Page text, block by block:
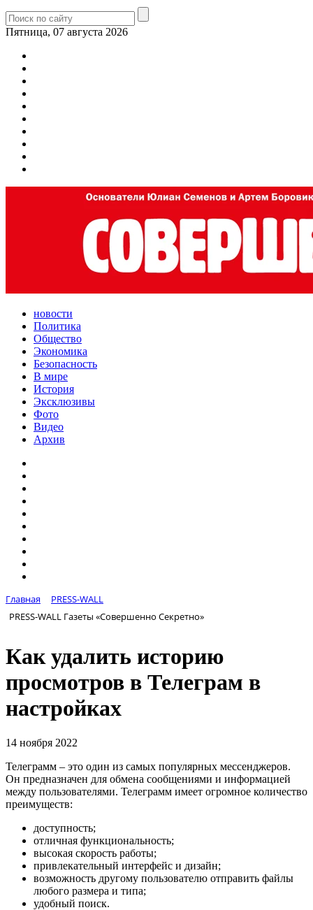
Пятница, 07 августа 2026
новости
Политика
Общество
Экономика
Безопасность
В мире
История
Эксклюзивы
Фото
Видео
Архив
Главная
PRESS-WALL
PRESS-WALL Газеты «Совершенно Секретно»
Как удалить историю
просмотров в Телеграм в
настройках
14 ноября 2022
Телеграмм – это один из самых популярных мессенджеров.
Он предназначен для обмена сообщениями и информацией
между пользователями. Телеграмм имеет огромное количество
преимуществ:
доступность;
отличная функциональность;
высокая скорость работы;
привлекательный интерфейс и дизайн;
возможность другому пользователю отправить файлы
любого размера и типа;
удобный поиск.